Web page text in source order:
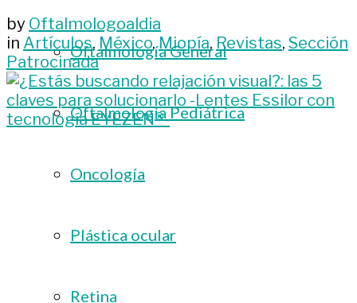
Oftalmología General
Oftalmología Pediátrica
Oncología
Plástica ocular
Retina
by Oftalmologoaldia
in Artículos, México,Miopía, Revistas, Sección
Patrocinada